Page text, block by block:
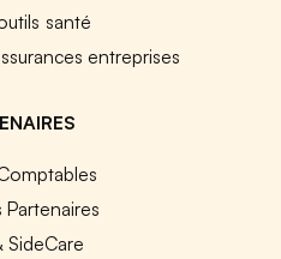
santé
entreprises
Partenaires
SideCare